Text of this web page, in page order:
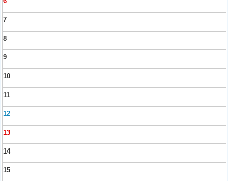
7
8
9
10
11
12
13
14
15